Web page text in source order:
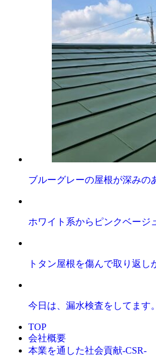
ブルーグレーの屋根が深みの
ホワイト系からピンクベージ
トタン屋根を傷んで取り返
今日は、漏水検査をしてます
TOP
会社概要
本業を通した社会貢献-CSR-